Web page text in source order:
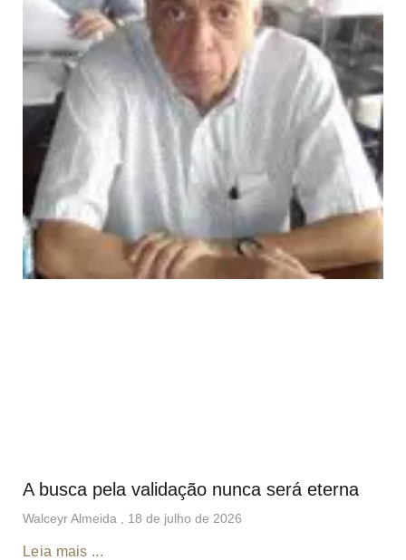
A busca pela validação nunca será eterna
Walceyr Almeida 18 de julho de 2026
Leia mais ...